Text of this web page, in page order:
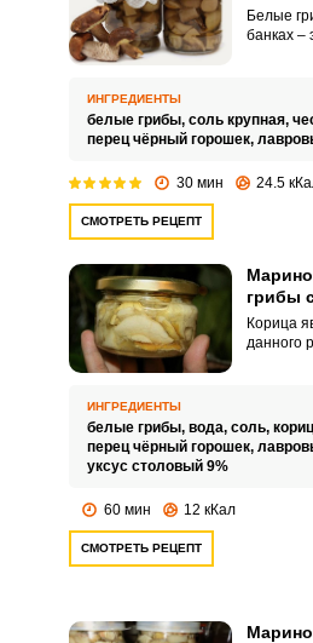
Белые
банках –
методе
ИНГРЕДИЕНТЫ
белые грибы, соль крупная,
перец чёрный горошек,
30 мин 24.5
СМОТРЕТЬ РЕЦЕПТ
грибы
Корица
данного
ИНГРЕДИЕНТЫ
белые грибы, вода, соль,
перец чёрный горошек,
уксус столовый 9%
60 мин 12 кКал
СМОТРЕТЬ РЕЦЕПТ